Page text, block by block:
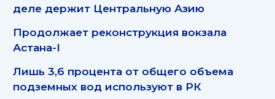
деле держит Центральную Азию
Продолжает реконструкция вокзала
Астана-I
Лишь 3,6 процента от общего объема
подземных вод используют в РК